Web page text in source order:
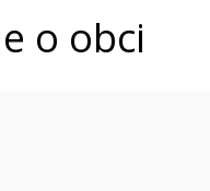
o obci